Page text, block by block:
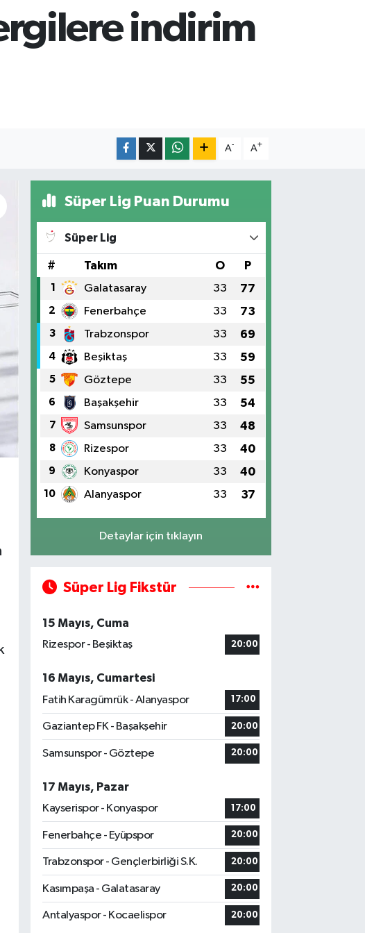
indirim
A- A+
Süper Lig Puan Durumu
Süper Lig
# Takım O P
1 Galatasaray 33 77
2 Fenerbahçe 33 73
3 Trabzonspor 33 69
4 Beşiktaş 33 59
5 Göztepe 33 55
6 Başakşehir 33 54
7 Samsunspor 33 48
8 Rizespor 33 40
9 Konyaspor 33 40
10 Alanyaspor 33 37
Detaylar için tıklayın
Süper Lig Fikstür
15 Mayıs, Cuma
Rizespor - Beşiktaş
20:00
16 Mayıs, Cumartesi
Fatih Karagümrük - Alanyaspor
17:00
Gaziantep FK - Başakşehir 20:00
Samsunspor - Göztepe 20:00
17 Mayıs, Pazar
Kayserispor - Konyaspor
17:00
Fenerbahçe - Eyüpspor 20:00
Trabzonspor - Gençlerbirliği S.K. 20:00
Kasımpaşa - Galatasaray 20:00
Antalyaspor - Kocaelispor 20:00